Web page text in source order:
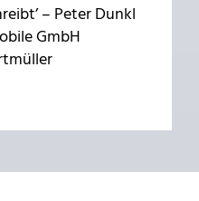
– Peter Dunkl
GmbH